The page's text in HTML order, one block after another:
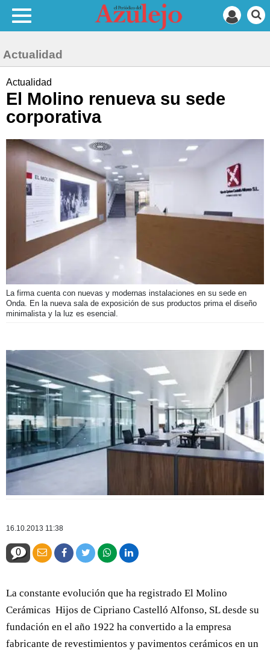
Actualidad
Actualidad
El Molino renueva su sede
corporativa
La firma cuenta con nuevas y modernas instalaciones en su sede en
Onda. En la nueva sala de exposición de sus productos prima el diseño
minimalista y la luz es esencial.
16.10.2013 11:38
0
La constante evolución que ha registrado El Molino
Cerámicas Hijos de Cipriano Castelló Alfonso, SL desde su
fundación en el año 1922 ha convertido a la empresa
fabricante de revestimientos y pavimentos cerámicos en un